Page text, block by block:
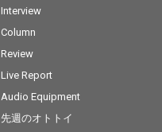
Interview
Column
Review
Live Report
Audio Equipment
先週のオトトイ